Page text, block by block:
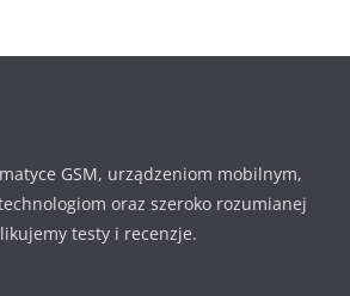
GSM, urządzeniom mobilnym,
oraz szeroko rozumianej
testy i recenzje.